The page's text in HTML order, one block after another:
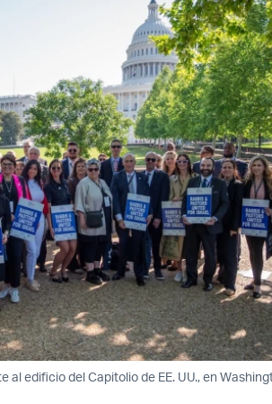
edificio del Capitolio de EE. UU., en